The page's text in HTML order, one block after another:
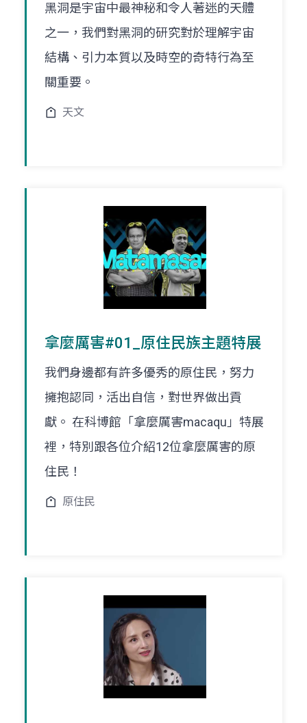
黑洞是宇宙中最神秘和令人著迷的天體
之一，我們對黑洞的研究對於理解宇宙
結構、引力本質以及時空的奇特行為至
關重要。
天文
拿麼厲害#01_原住民族主題特展
我們身邊都有許多優秀的原住民，努力
擁抱認同，活出自信，對世界做出貢
獻。 在科博館「拿麼厲害macaqu」特展
裡，特別跟各位介紹12位拿麼厲害的原
住民！
原住民